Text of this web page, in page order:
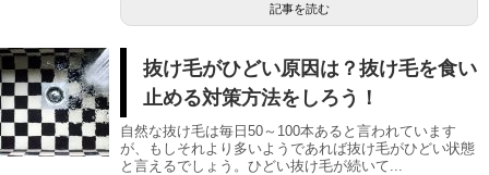
記事を読む
抜け毛がひどい原因は？抜け毛を食い
止める対策方法をしろう！
自然な抜け毛は毎日50～100本あると言われています
が、もしそれより多いようであれば抜け毛がひどい状態
と言えるでしょう。ひどい抜け毛が続いて...